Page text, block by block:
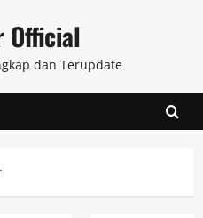
Official
dan Terupdate